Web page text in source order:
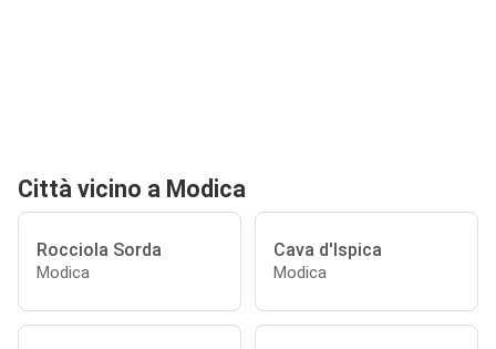
Città vicino a Modica
Rocciola Sorda
Modica
Cava d'Ispica
Modica